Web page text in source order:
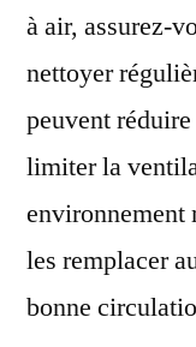
à air, assurez-
nettoyer
peuvent
limiter la
environnement
les remplacer
bonne